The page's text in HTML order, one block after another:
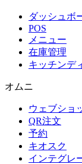
ダッシュボ
POS
メニュー
在庫管理
キッチンデ
オムニ
ウェブショ
QR注文
予約
キオスク
インテグレ